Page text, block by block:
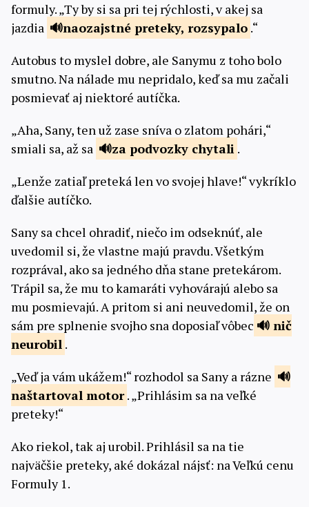
formuly. „Ty by si sa pri tej rýchlosti, v akej sa
jazdia
naozajstné preteky, rozsypalo .“
Autobus to myslel dobre, ale Sanymu z toho bolo
smutno. Na nálade mu nepridalo, keď sa mu začali
posmievať aj niektoré autíčka.
„Aha, Sany, ten už zase sníva o zlatom pohári,“
smiali sa, až sa
za podvozky chytali .
„Lenže zatiaľ preteká len vo svojej hlave!“ vykríklo
ďalšie autíčko.
Sany sa chcel ohradiť, niečo im odseknúť, ale
uvedomil si, že vlastne majú pravdu. Všetkým
rozprával, ako sa jedného dňa stane pretekárom.
Trápil sa, že mu to kamaráti vyhovárajú alebo sa
mu posmievajú. A pritom si ani neuvedomil, že on
sám pre splnenie svojho sna doposiaľ vôbec
nič
neurobil .
„Veď ja vám ukážem!“ rozhodol sa Sany a rázne
naštartoval motor . „Prihlásim sa na veľké
preteky!“
Ako riekol, tak aj urobil. Prihlásil sa na tie
najväčšie preteky, aké dokázal nájsť: na Veľkú cenu
Formuly 1.